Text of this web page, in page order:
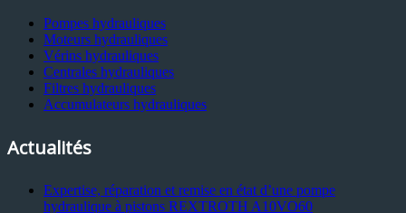
Pompes hydrauliques
Moteurs hydrauliques
Vérins hydrauliques
Centrales hydrauliques
Filtres hydrauliques
Accumulateurs hydrauliques
Actualités
Expertise, réparation et remise en état d’une pompe
hydraulique à pistons REXTROTH A10VO60